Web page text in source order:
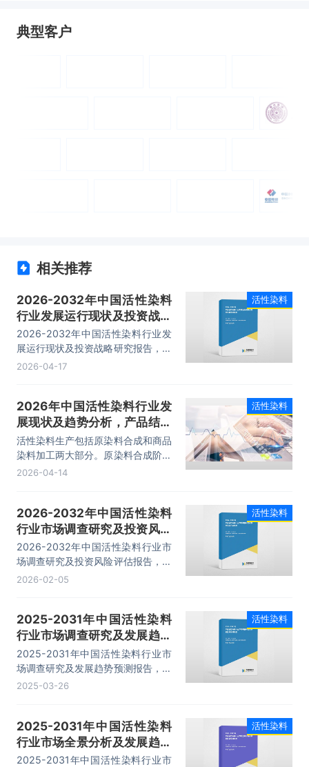
典型客户
相关推荐
2026-2032年中国活性染料
行业发展运行现状及投资战略
研究报告
2026-2032年中国活性染料行业发
展运行现状及投资战略研究报告，主
要包括行业重点企业竞争力分析、市
容。
2026-04-17
活性染料
2026年中国活性染料行业发
展现状及趋势分析，产品结构
优化，企业转向中高端产品
「图」
活性染料生产包括原染料合成和商品
染料加工两大部分。原染料合成阶段
是染料中间体、无机原料等化合物进
把每一批原染料进行染色或印花打
样、测定、对比，通过添加剂拼混调
整到所要求标准，主要有干拼混工艺
和湿拼混工艺两种加工方法。活性产
前是纺织业的常用染料之一及染料开
2024年我国活性染料产量约为28.3
万吨。
2026-04-14
活性染料
2026-2032年中国活性染料
行业市场调查研究及投资风险
评估报告
2026-2032年中国活性染料行业市
场调查研究及投资风险评估报告，主
要包括国内竞争分析、行业上、下游
2026-02-05
活性染料
2025-2031年中国活性染料
行业市场调查研究及发展趋势
预测报告
2025-2031年中国活性染料行业市
场调查研究及发展趋势预测报告，主
要包括行业重点企业竞争力分析、市
容。
2025-03-26
活性染料
2025-2031年中国活性染料
行业市场全景分析及发展趋势
预测报告
2025-2031年中国活性染料行业市
活性染料